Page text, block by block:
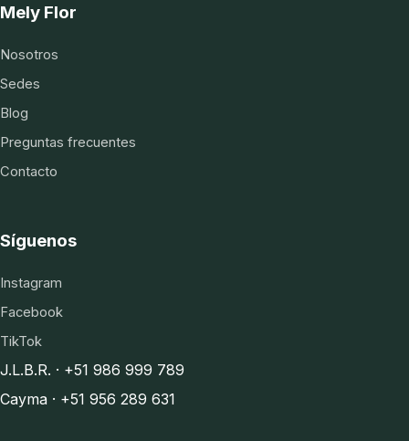
Mely Flor
Nosotros
Sedes
Blog
Preguntas frecuentes
Contacto
Síguenos
Instagram
Facebook
TikTok
J.L.B.R. · +51 986 999 789
Cayma · +51 956 289 631